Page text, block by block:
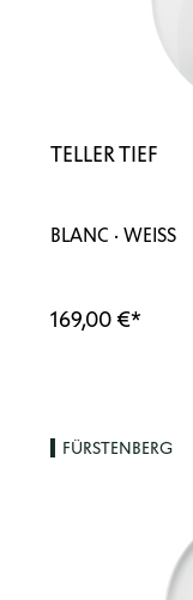
TELLER TIEF
BLANC · WEISS
169,00 €*
FÜRSTENBERG